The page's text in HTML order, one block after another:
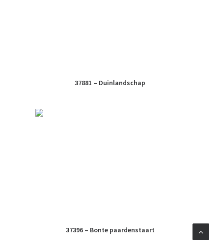
37881 – Duinlandschap
37396 – Bonte paardenstaart